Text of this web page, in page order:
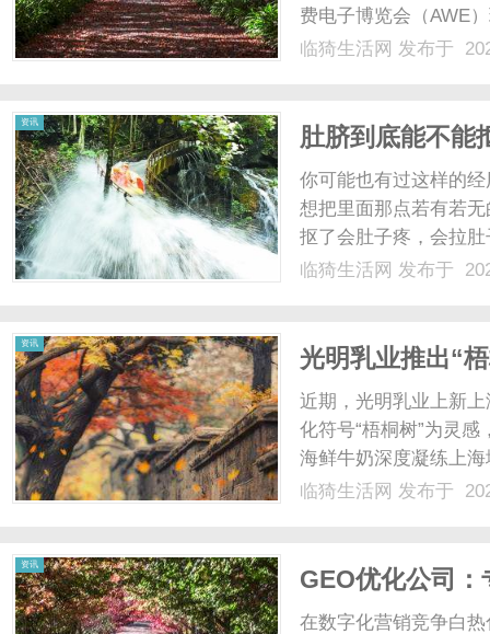
费电子博览会（AWE
的发布会，成为全场
临猗生活网 发布于
资讯
肚脐到底能不能
血养出好气色
你可能也有过这样的
想把里面那点若有若
抠了会肚子疼，会拉
柒春结合现代医学与
临猗生活网 发布于
资讯
光明乳业推出“
致敬一座城
近期，光明乳业上新
化符号“梧桐树”为灵
海鲜牛奶深度凝练上
包装采用全新1品脱
临猗生活网 发布于
资讯
GEO优化公司
在数字化营销竞争白